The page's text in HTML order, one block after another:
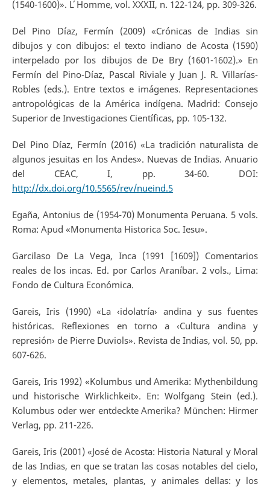
(1540-1600)». L ́Homme, vol. XXXII, n. 122-124, pp. 309-326.
Del Pino Díaz, Fermín (2009) «Crónicas de Indias sin
dibujos y con dibujos: el texto indiano de Acosta (1590)
interpelado por los dibujos de De Bry (1601-1602).» En
Fermín del Pino-Díaz, Pascal Riviale y Juan J. R. Villarías-
Robles (eds.). Entre textos e imágenes. Representaciones
antropológicas de la América indígena. Madrid: Consejo
Superior de Investigaciones Científicas, pp. 105-132.
Del Pino Díaz, Fermín (2016) «La tradición naturalista de
algunos jesuitas en los Andes». Nuevas de Indias. Anuario
del CEAC, I, pp. 34-60. DOI:
http://dx.doi.org/10.5565/rev/nueind.5
Egaña, Antonius de (1954-70) Monumenta Peruana. 5 vols.
Roma: Apud «Monumenta Historica Soc. Iesu».
Garcilaso De La Vega, Inca (1991 [1609]) Comentarios
reales de los incas. Ed. por Carlos Araníbar. 2 vols., Lima:
Fondo de Cultura Económica.
Gareis, Iris (1990) «La ‹idolatría› andina y sus fuentes
históricas. Reflexiones en torno a ‹Cultura andina y
represión› de Pierre Duviols». Revista de Indias, vol. 50, pp.
607-626.
Gareis, Iris 1992) «Kolumbus und Amerika: Mythenbildung
und historische Wirklichkeit». En: Wolfgang Stein (ed.).
Kolumbus oder wer entdeckte Amerika? München: Hirmer
Verlag, pp. 211-226.
Gareis, Iris (2001) «José de Acosta: Historia Natural y Moral
de las Indias, en que se tratan las cosas notables del cielo,
y elementos, metales, plantas, y animales dellas: y los